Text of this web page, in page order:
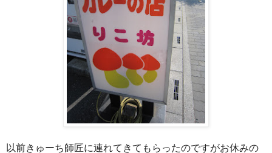
以前きゅーち師匠に連れてきてもらったのですがお休みの